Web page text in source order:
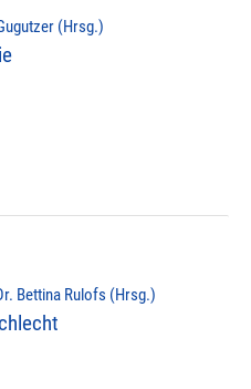
(Hrsg.)
Bettina Rulofs (Hrsg.)